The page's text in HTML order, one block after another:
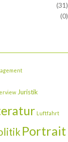
(31)
(0)
Juristik
Luftfahrt
Portrait